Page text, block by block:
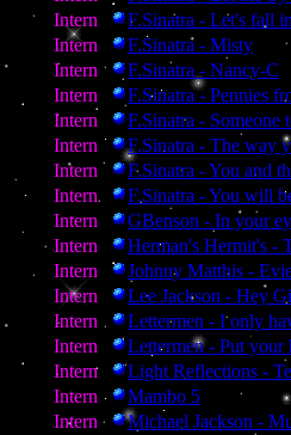
Intern
F.Sinatra - Let's fall
Intern
F.Sinatra - Misty
Intern
F.Sinatra - Nancy-C
Intern
F.Sinatra - Pennies
Intern
F.Sinatra - Someone
Intern
F.Sinatra - The way
Intern
F.Sinatra - You and
Intern
F.Sinatra - You will
Intern
GBenson - In your
Intern
Herman's Hermit's -
Intern
Johnny Matthis -
Intern
Lee Jackson - Hey
Intern
Lettermen - I only
Intern
Lettermen - Put your
Intern
Light Reflections -
Intern
Mambo 5
Intern
Michael Jackson -